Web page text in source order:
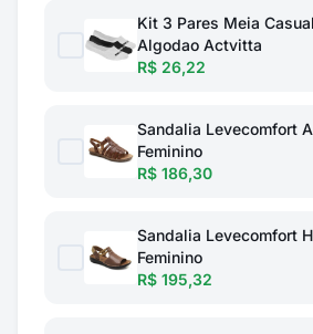
Kit 3 Pares Meia
Algodao Actvitta
R$ 26,22
Sandalia Levecomfort
Feminino
R$ 186,30
Sandalia Levecomfort
Feminino
R$ 195,32